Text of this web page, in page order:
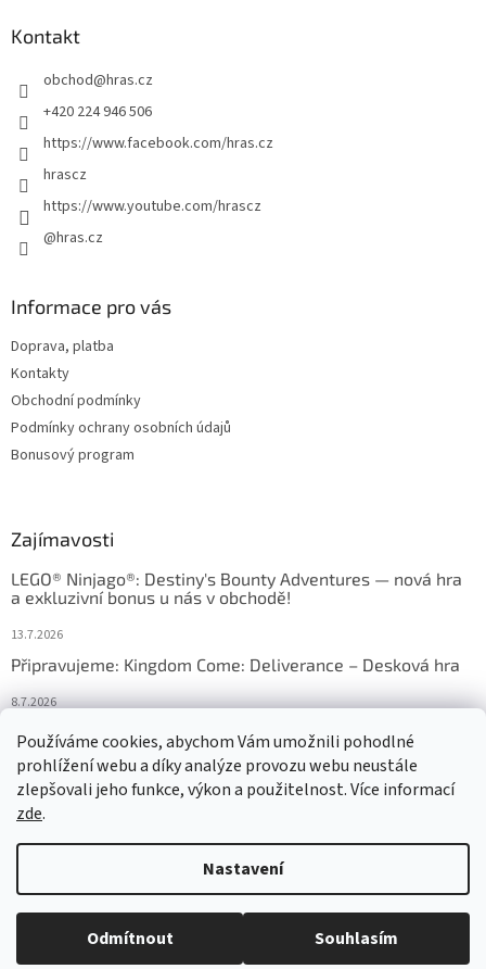
Používáme cookies, abychom Vám umožnili pohodlné
prohlížení webu a díky analýze provozu webu neustále
zlepšovali jeho funkce, výkon a použitelnost. Více informací
zde.
Nastavení
Odmítnout Souhlasím
ý
s
Kontakt
obchod@hras.cz
+420 224 946 506
https://www.facebook.com/hras.cz
hrascz
https://www.youtube.com/hrascz
@hras.cz
Informace pro vás
Doprava, platba
Kontakty
Obchodní podmínky
Podmínky ochrany osobních údajů
Bonusový program
Zajímavosti
LEGO® Ninjago®: Destiny's Bounty Adventures — nová hra
a exkluzivní bonus u nás v obchodě!
13.7.2026
Připravujeme: Kingdom Come: Deliverance – Desková hra
8.7.2026
Nejlepší deskové hry: výběr, který frčí v celém Česku
18.6.2026
Copyright 2026HRAS. Všechna práva vyhrazena.Upravit nastavení